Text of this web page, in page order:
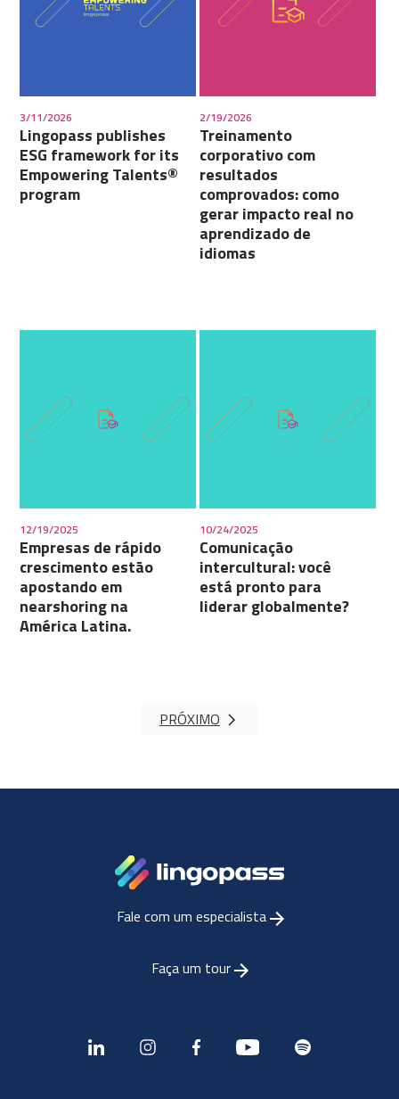
3/11/2026
Lingopass publishes
ESG framework for its
Empowering Talents®
program
2/19/2026
Treinamento
corporativo com
resultados
comprovados: como
gerar impacto real no
aprendizado de
idiomas
12/19/2025
Empresas de rápido
crescimento estão
apostando em
nearshoring na
América Latina.
10/24/2025
Comunicação
intercultural: você
está pronto para
liderar globalmente?
PRÓXIMO
Fale com um especialista
Faça um tour